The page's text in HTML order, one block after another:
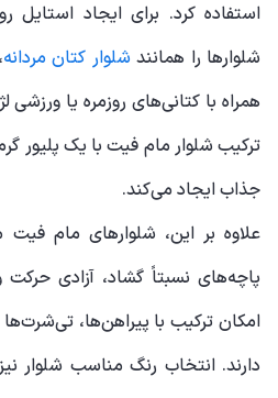
استفاده کرد. برای ایجاد استایل
شلوارها را همانند شلوار کتان مردانه
همراه با کتانی‌های روزمره یا
ترکیب شلوار مام فیت با یک پلیور
جذاب ایجاد می‌کند.
علاوه بر این، شلوارهای مام فیت
پاچه‌های نسبتاً گشاد، آزادی
امکان ترکیب با پیراهن‌ها،
دارند. انتخاب رنگ مناسب شلوار